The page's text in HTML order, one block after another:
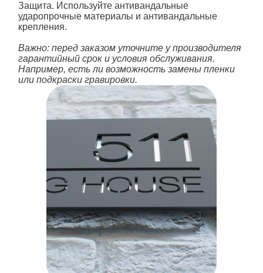
Защита. Используйте антивандальные
ударопрочные материалы и антивандальные
крепления.
Важно: перед заказом уточните у производителя
гарантийный срок и условия обслуживания.
Например, есть ли возможность замены пленки
или подкраски гравировки.